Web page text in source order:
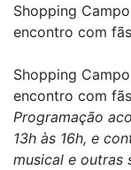
Shopping
encontro com
Shopping
encontro com
Programação
13h às 16h, e
musical e outras